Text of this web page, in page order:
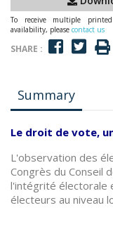
To receive multiple
availability, please contact us
SHARE :
Summary
Le droit de vote,
L'observation des
Congrès du Conseil
l'intégrité électorale
électeurs au niveau